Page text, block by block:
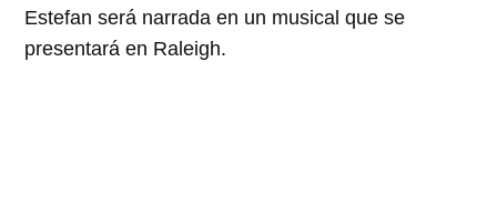
Estefan será narrada en un musical que se
presentará en Raleigh.